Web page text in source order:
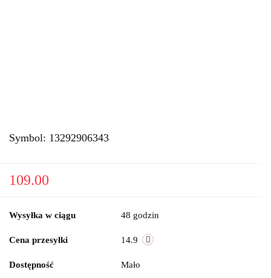
Symbol: 13292906343
109.00
Wysyłka w ciągu 48 godzin
Cena przesyłki 14.9
Dostępność Mało